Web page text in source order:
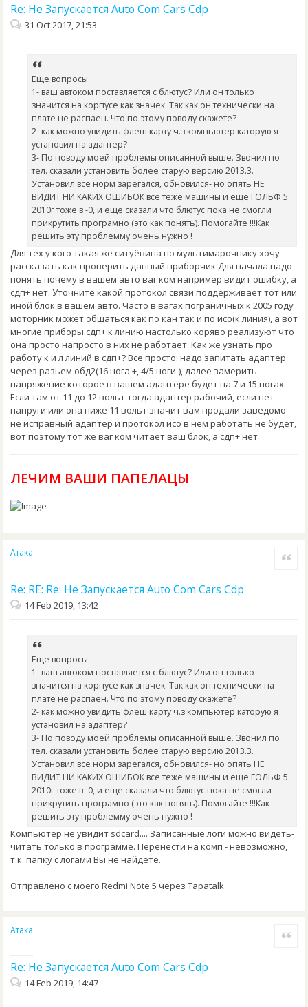
Re: Не Запускается Auto Com Cars Cdp
31 Oct 2017, 21:53
Еще вопросы:
1- ваш автоком поставляется с блютус? Или он только
значится на корпусе как значек. Так как он технически на
плате не распаен. Что по этому поводу скажете?
2- как можно увидить флеш карту ч.з компьютер каторую я
установил на адаптер?
3- По поводу моей проблемы описанной выше. Звонил по
тел. сказали установить более старую версию 2013.3.
Установил все норм зарегался, обновился- но опять НЕ
ВИДИТ НИ КАКИХ ОШИБОК все теже машины и еще ГОЛЬФ 5
2010г тоже в -0, и еще сказали что блютус пока не смогли
прикрутить програмно (это как понять). Помогайте !!!Как
решить эту проблемму очень нужно !
Для тех у кого такая же ситуёвина по мультимарочнику хочу
рассказать как проверить данный приборчик.Для начала надо
понять почему в вашем авто ваг ком например видит ошибку, а
сдп+ нет. Уточните какой протокол связи поддерживает тот или
иной блок в вашем авто. Часто в вагах пограничных к 2005 году
моторник может общаться как по кан так и по исо(к линия), а вот
многие приборы сдп+ к линию настолько коряво реализуют что
она просто напросто в них не работает. Как же узнать про
работу к и л линий в сдп+? Все просто: надо запитать адаптер
через разьем обд2(16 нога +, 4/5 ноги-), далее замерить
напряжение которое в вашем адаптере будет на 7 и 15 ногах.
Если там от 11 до 12 вольт тогда адаптер рабочий, если нет
напруги или она ниже 11 вольт значит вам продали заведомо
не исправный адаптер и протокол исо в нем работать не будет,
вот поэтому тот же ваг ком читает ваш блок, а сдп+ нет
ЛЕЧИМ ВАШИ ПАПЕЛАЦЫ
Атака
Re: RE: Re: Не Запускается Auto Com Cars Cdp
Quote
14 Feb 2019, 13:42
Еще вопросы:
1- ваш автоком поставляется с блютус? Или он только
значится на корпусе как значек. Так как он технически на
плате не распаен. Что по этому поводу скажете?
2- как можно увидить флеш карту ч.з компьютер каторую я
установил на адаптер?
3- По поводу моей проблемы описанной выше. Звонил по
тел. сказали установить более старую версию 2013.3.
Установил все норм зарегался, обновился- но опять НЕ
ВИДИТ НИ КАКИХ ОШИБОК все теже машины и еще ГОЛЬФ 5
2010г тоже в -0, и еще сказали что блютус пока не смогли
прикрутить програмно (это как понять). Помогайте !!!Как
решить эту проблемму очень нужно !
Компьютер не увидит sdcard.... Записанные логи можно видеть-
читать только в программе. Перенести на комп - невозможно,
т.к. папку с логами Вы не найдете.
Отправлено с моего Redmi Note 5 через Tapatalk
Атака
Re: Не Запускается Auto Com Cars Cdp
Quote
14 Feb 2019, 14:47